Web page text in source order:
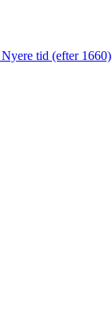
tid (efter 1660)